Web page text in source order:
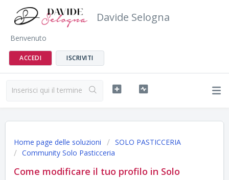
Davide Selogna
Benvenuto
ACCEDI ISCRIVITI
Home page delle soluzioni
SOLO PASTICCERIA
Community Solo Pasticceria
Come modificare il tuo profilo in Solo